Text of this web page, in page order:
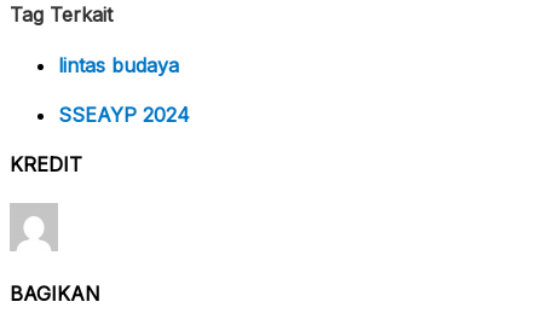
Tag Terkait
lintas budaya
SSEAYP 2024
KREDIT
BAGIKAN